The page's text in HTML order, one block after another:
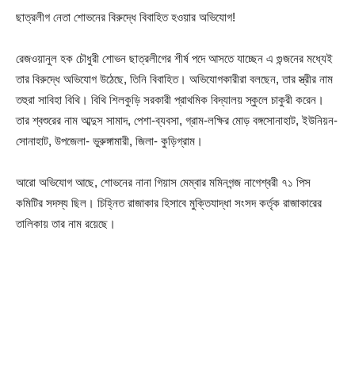
ছাত্রলীগ নেতা শোভনের বিরুদ্ধে বিবাহিত হওয়ার অভিযোগ!
রেজওয়ানুল হক চৌধুরী শোভন ছাত্রলীগের শীর্ষ পদে আসতে যাচ্ছেন এ গুন্জনের মধ্যেই
তার বিরুদ্ধে অভিযোগ উঠেছে, তিনি বিবাহিত। অভিযোগকারীরা বলছেন, তার স্ত্রীর নাম
তহুরা সাবিহা বিথি। বিথি শিলকুড়ি সরকারী প্রাথমিক বিদ্যালয় স্কুলে চাকুরী করেন।
তার শ্বশুরের নাম আব্দুস সামাদ, পেশা-ব্যবসা, গ্রাম-লক্ষির মোড় বঙ্গসোনাহাট, ইউনিয়ন-
সোনাহাট, উপজেলা- ভুরুঙ্গামারী, জিলা- কুড়িগ্রাম।
আরো অভিযোগ আছে, শোভনের নানা গিয়াস মেম্বার মমিনগন্জ নাগেশ্বরী ৭১ পিস
কমিটির সদস্য ছিল। চিহ্নিত রাজাকার হিসাবে মুক্তিযাদ্ধা সংসদ কর্তৃক রাজাকারের
তালিকায় তার নাম রয়েছে।